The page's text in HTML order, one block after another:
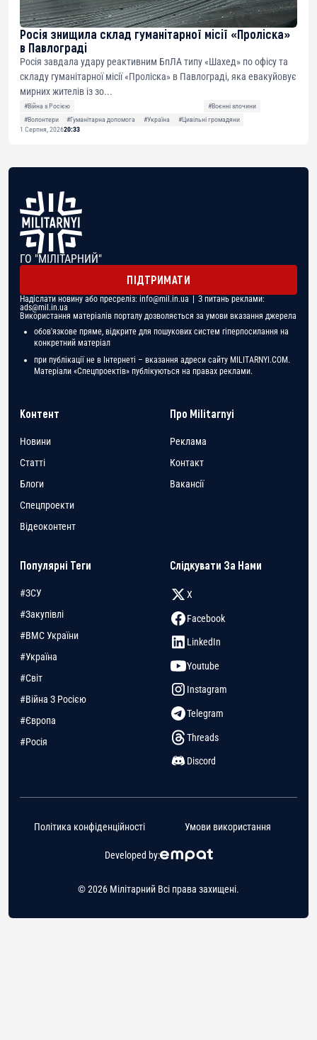
Росія знищила склад гуманітарної місії «Проліска»
в Павлограді
Росія завдала удару реактивним БпЛА типу «Шахед» по офісу та
складу гуманітарної місії «Проліска» в Павлограді, яка евакуйовує
мирних жителів із зо...
#Війна з Росією
#Воєнні злочини
#Волонтери
#Гуманітарна допомога #Україна
#Цивільні громадяни
1 Серпня, 202620:33
ГО "МІЛІТАРНИЙ"
ПІДТРИМАТИ
Надіслати новину або пресреліз: info@mil.in.ua | З питань реклами:
ads@mil.in.ua
Використання матеріалів порталу дозволяється за умови вказання джерела
обов'язкове пряме, відкрите для пошукових систем гіперпосилання на
конкретний матеріал
при публікації не в Інтернеті – вказання адреси сайту MILITARNYI.COM.
Матеріали «Спецпроектів» публікуються на правах реклами.
Контент
Новини
Статті
Блоги
Спецпроекти
Відеоконтент
Про Militarnyi
Реклама
Контакт
Вакансії
Популярні Теги
#ЗСУ
#Закупівлі
#ВМС України
#Україна
#Світ
#Війна З Росією
#Європа
#Росія
Слідкувати За Нами
X
Facebook
LinkedIn
Youtube
Instagram
Telegram
Threads
Discord
© 2026 Мілітарний Всі права захищені.
Developed by:
Політика конфіденційності Умови використання